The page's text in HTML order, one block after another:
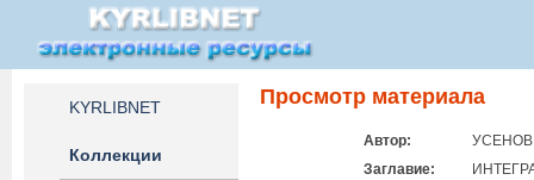
KYRLIBNET
Коллекции
Просмотр материала
Автор:
УСЕНОВ
Заглавие: